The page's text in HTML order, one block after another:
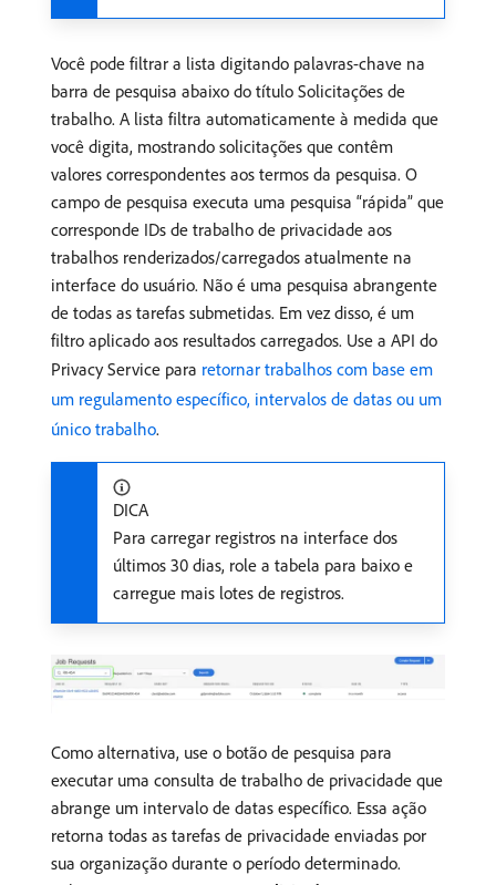
Você pode filtrar a lista digitando palavras-chave na
barra de pesquisa abaixo do título Solicitações de
trabalho. A lista filtra automaticamente à medida que
você digita, mostrando solicitações que contêm
valores correspondentes aos termos da pesquisa. O
campo de pesquisa executa uma pesquisa “rápida” que
corresponde IDs de trabalho de privacidade aos
trabalhos renderizados/carregados atualmente na
interface do usuário. Não é uma pesquisa abrangente
de todas as tarefas submetidas. Em vez disso, é um
filtro aplicado aos resultados carregados. Use a API do
Privacy Service para retornar trabalhos com base em
um regulamento específico, intervalos de datas ou um
único trabalho.
DICA
Para carregar registros na interface dos
últimos 30 dias, role a tabela para baixo e
carregue mais lotes de registros.
Como alternativa, use o botão de pesquisa para
executar uma consulta de trabalho de privacidade que
abrange um intervalo de datas específico. Essa ação
retorna todas as tarefas de privacidade enviadas por
sua organização durante o período determinado.